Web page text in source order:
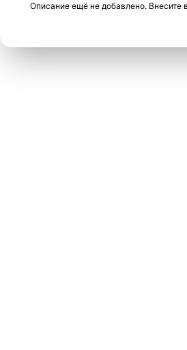
Описание ещё не добавлено. Внесите